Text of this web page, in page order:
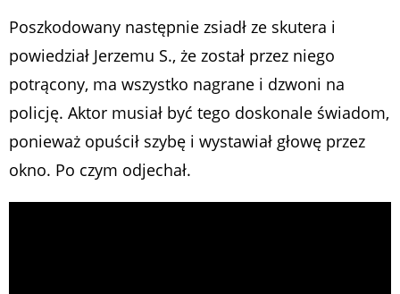
Poszkodowany następnie zsiadł ze skutera i
powiedział Jerzemu S., że został przez niego
potrącony, ma wszystko nagrane i dzwoni na
policję. Aktor musiał być tego doskonale świadom,
ponieważ opuścił szybę i wystawiał głowę przez
okno. Po czym odjechał.